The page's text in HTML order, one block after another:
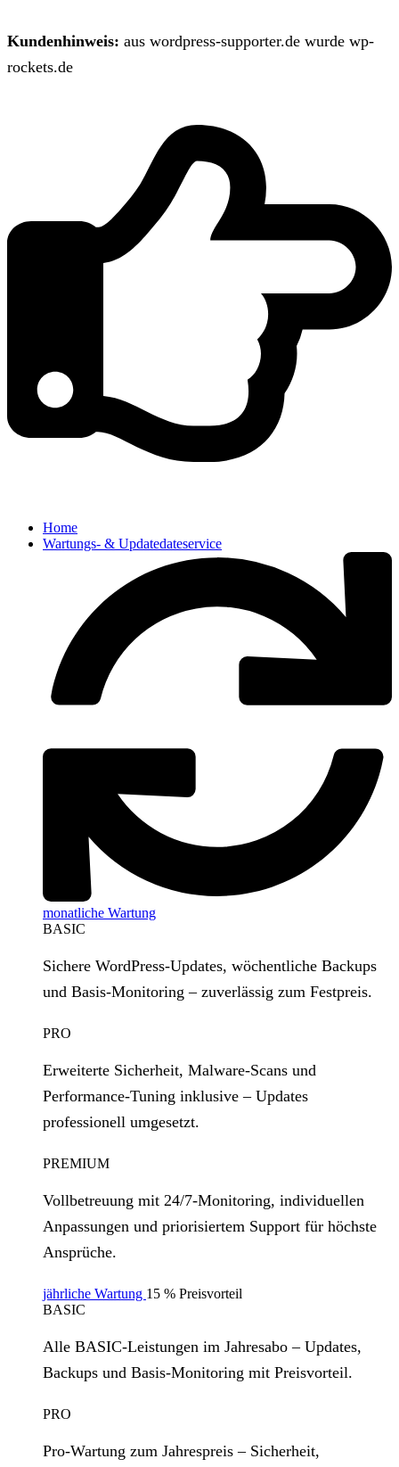
Kundenhinweis: aus wordpress-supporter.de wurde wp-
rockets.de
Home
Wartungs- & Updatedateservice
monatliche Wartung
BASIC
Sichere WordPress‑Updates, wöchentliche Backups
und Basis‑Monitoring – zuverlässig zum Festpreis.
PRO
Erweiterte Sicherheit, Malware‑Scans und
Performance‑Tuning inklusive – Updates
professionell umgesetzt.
PREMIUM
Vollbetreuung mit 24/7‑Monitoring, individuellen
Anpassungen und priorisiertem Support für höchste
Ansprüche.
jährliche Wartung 15 % Preisvorteil
BASIC
Alle BASIC‑Leistungen im Jahresabo – Updates,
Backups und Basis‑Monitoring mit Preisvorteil.
PRO
Pro‑Wartung zum Jahrespreis – Sicherheit,